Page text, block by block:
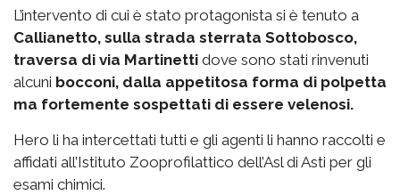
L’intervento di cui è stato protagonista si è tenuto a
Callianetto, sulla strada sterrata Sottobosco,
traversa di via Martinetti dove sono stati rinvenuti
alcuni bocconi, dalla appetitosa forma di polpetta
ma fortemente sospettati di essere velenosi.
Hero li ha intercettati tutti e gli agenti li hanno raccolti e
affidati all’Istituto Zooprofilattico dell’Asl di Asti per gli
esami chimici.